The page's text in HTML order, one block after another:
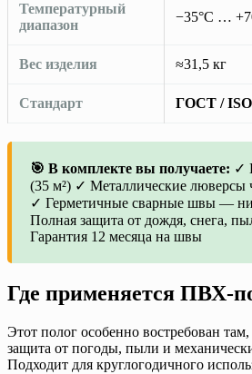
Температурный
диапазон
−35°C …
Вес изделия ≈31,5 кг
Стандарт ГОСТ / ISO
🎯 В комплекте вы получаете: ✓
(35 м²) ✓ Металлические люверсы
✓ Герметичные сварные швы —
Полная защита от дождя, снега,
Гарантия 12 месяца на швы
Где применяется ПВХ-
Этот полог особенно востребован
защита от погоды, пыли и
Подходит для круглогодичного